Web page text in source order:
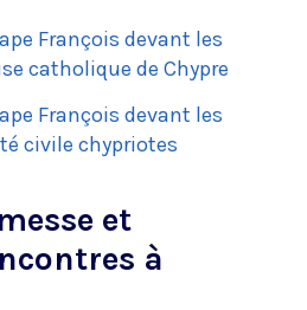
François devant les
catholique de Chypre
François devant les
civile chypriotes
et
à